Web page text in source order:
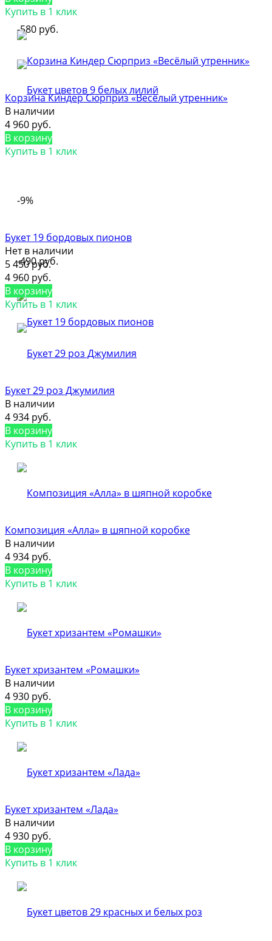
-580 руб.
Купить в 1 клик
Корзина Киндер Сюрприз «Весёлый утренник»
В наличии
4 960 руб.
В корзину
Купить в 1 клик
-9%
-490 руб.
Букет 19 бордовых пионов
Нет в наличии
5 450 руб.
4 960 руб.
В корзину
Купить в 1 клик
Букет 29 роз Джумилия
В наличии
4 934 руб.
В корзину
Купить в 1 клик
Композиция «Алла» в шяпной коробке
В наличии
4 934 руб.
В корзину
Купить в 1 клик
Букет хризантем «Ромашки»
В наличии
4 930 руб.
В корзину
Купить в 1 клик
Букет хризантем «Лада»
В наличии
4 930 руб.
В корзину
Купить в 1 клик